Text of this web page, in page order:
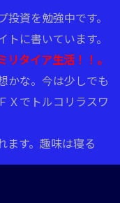
資を勉強中です。
に書いています。
リタイア生活！！。
かな。今は少しでも
Ｘでトルコリラスワ
ます。趣味は寝る
さしくわかりやすく